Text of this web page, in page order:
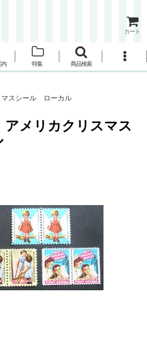
カート
内 特集 商品検索
スシール ローカル
メリカクリスマス